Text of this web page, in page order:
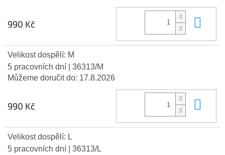
990 Kč
Velikost dospělí: M
5 pracovních dní
| 36313/M
Můžeme doručit do: 17.8.2026
990 Kč
Velikost dospělí: L
5 pracovních dní
| 36313/L